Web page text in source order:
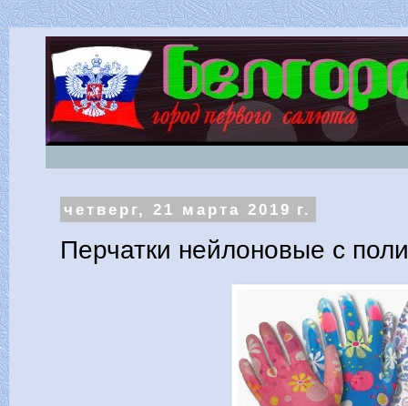
четверг, 21 марта 2019 г.
Перчатки нейлоновые с